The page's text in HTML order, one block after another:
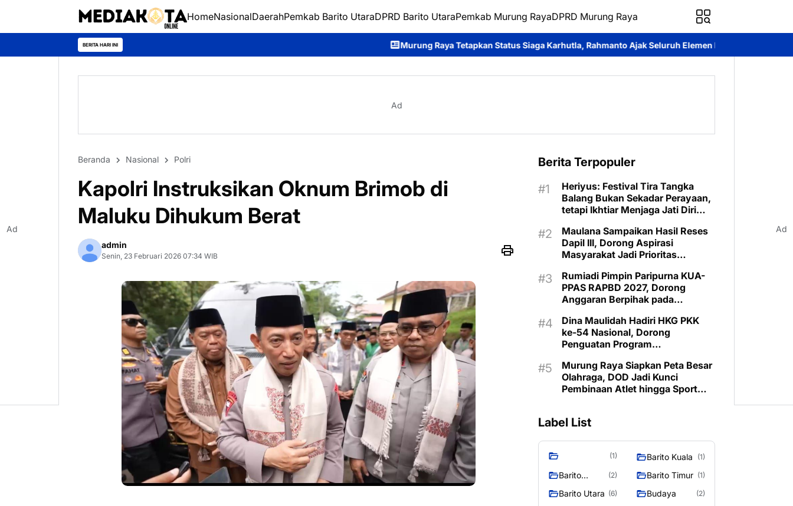
HomeNasionalDaerahPemkab Barito UtaraDPRD Barito UtaraPemkab Murung RayaDPRD Murung Raya
BERITA HARI INI Murung Raya Tetapkan Status Siaga Karhutla, Rahmanto Ajak Seluruh Elemen Bersatu Cegah Bencana Perkuat Sinergi dan
Ad
Beranda Nasional Polri
Kapolri Instruksikan Oknum Brimob di
Maluku Dihukum Berat
admin
Senin, 23 Februari 2026 07:34 WIB
Berita Terpopuler
Heriyus: Festival Tira Tangka
Balang Bukan Sekadar Perayaan,
tetapi Ikhtiar Menjaga Jati Diri
Maulana Sampaikan Hasil Reses
Dapil III, Dorong Aspirasi
Masyarakat Jadi Prioritas
Rumiadi Pimpin Paripurna KUA-
PPAS RAPBD 2027, Dorong
Anggaran Berpihak pada
Dina Maulidah Hadiri HKG PKK
ke-54 Nasional, Dorong
Penguatan Program
Murung Raya
Murung Raya Siapkan Peta Besar
Olahraga, DOD Jadi Kunci
Pembinaan Atlet hingga Sport
Label List
(1) Barito Kuala (1)
Barito
(2) Barito Timur (1)
Barito Utara (6) Budaya (2)
Ad Ad